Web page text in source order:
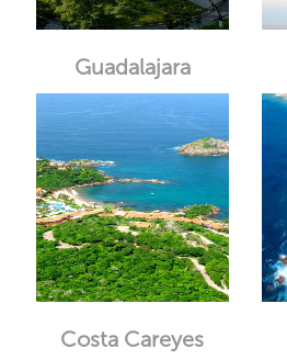
Guadalajara
Costa Careyes